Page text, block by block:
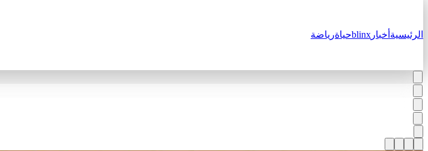
الرئيسية أخبار blinxحياةرياضة